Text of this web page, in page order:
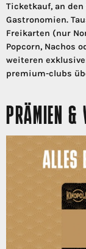
Ticketkauf, an
Gastronomien.
Freikarten (nur
Popcorn, Nachos
weiteren
premium-clubs
PRÄMIEN &